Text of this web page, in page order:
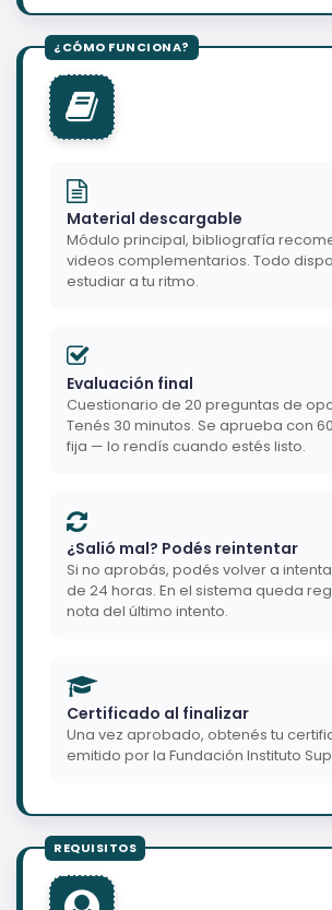
Material descargable
Módulo principal, bibliografía
videos complementarios. Todo
estudiar a tu ritmo.
Evaluación final
Cuestionario de 20 preguntas de
Tenés 30 minutos. Se aprueba con
fija — lo rendís cuando estés listo.
¿Salió mal? Podés reintentar
Si no aprobás, podés volver a
de 24 horas. En el sistema queda
nota del último intento.
Certificado al finalizar
Una vez aprobado, obtenés tu
emitido por la Fundación Instituto